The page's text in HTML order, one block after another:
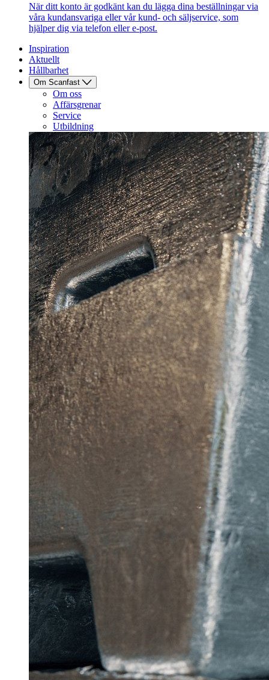
När ditt konto är godkänt kan du lägga dina beställningar via
våra kundansvariga eller vår kund- och säljservice, som
hjälper dig via telefon eller e-post.
Inspiration
Aktuellt
Hållbarhet
Om Scanfast
Om oss
Affärsgrenar
Service
Utbildning